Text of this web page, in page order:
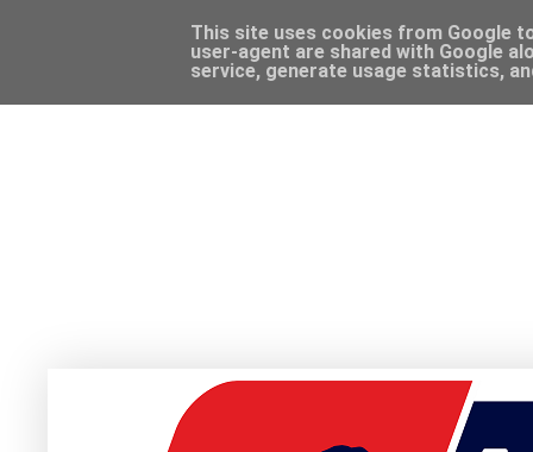
This site uses cookies from Google
user-agent are shared with Google
service, generate usage statistics,